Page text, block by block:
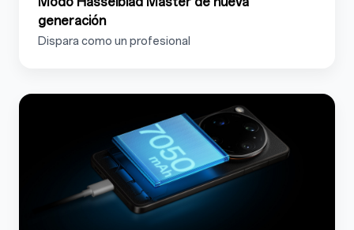
generación
Dispara como un profesional